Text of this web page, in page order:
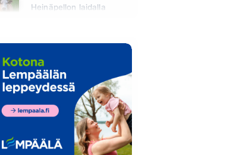
Heinäpellon laidalla